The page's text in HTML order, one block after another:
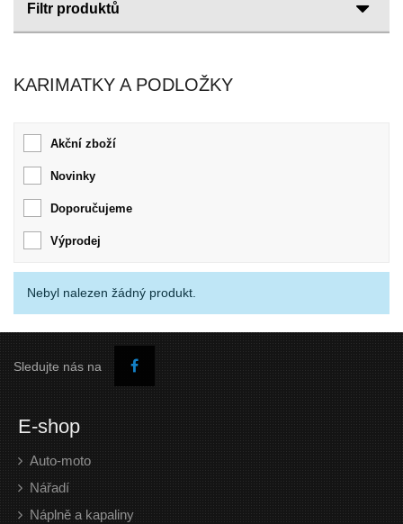
Filtr produktů
KARIMATKY A PODLOŽKY
Akční zboží
Novinky
Doporučujeme
Výprodej
Nebyl nalezen žádný produkt.
Sledujte nás na
E-shop
Auto-moto
Nářadí
Náplně a kapaliny